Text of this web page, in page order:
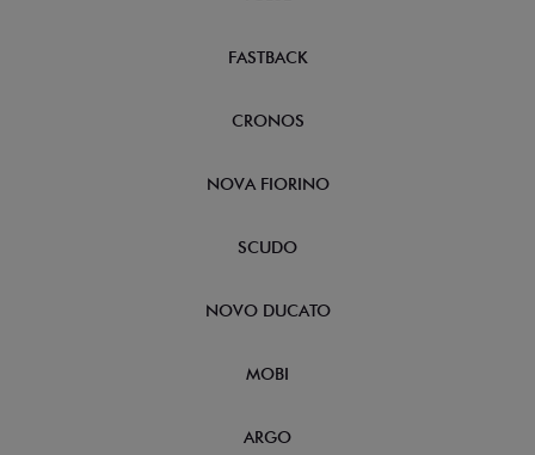
FASTBACK
CRONOS
NOVA FIORINO
SCUDO
NOVO DUCATO
MOBI
ARGO